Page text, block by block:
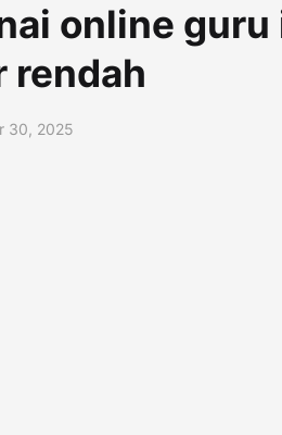
online
rendah
30, 2025